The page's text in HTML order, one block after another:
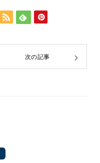
次の記事